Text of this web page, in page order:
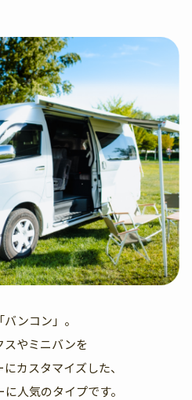
ンコン」。
スやミニバンを
カスタマイズした、
人気のタイプです。